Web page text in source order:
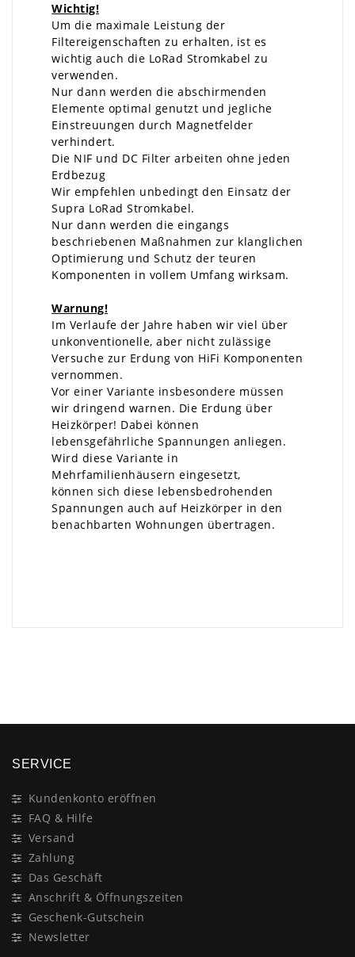
Wichtig!
Um die maximale Leistung der
Filtereigenschaften zu erhalten, ist es
wichtig auch die LoRad Stromkabel zu
verwenden.
Nur dann werden die abschirmenden
Elemente optimal genutzt und jegliche
Einstreuungen durch Magnetfelder
verhindert.
Die NIF und DC Filter arbeiten ohne jeden
Erdbezug
Wir empfehlen unbedingt den Einsatz der
Supra LoRad Stromkabel.
Nur dann werden die eingangs
beschriebenen Maßnahmen zur klanglichen
Optimierung und Schutz der teuren
Komponenten in vollem Umfang wirksam.
Warnung!
Im Verlaufe der Jahre haben wir viel über
unkonventionelle, aber nicht zulässige
Versuche zur Erdung von HiFi Komponenten
vernommen.
Vor einer Variante insbesondere müssen
wir dringend warnen. Die Erdung über
Heizkörper! Dabei können
lebensgefährliche Spannungen anliegen.
Wird diese Variante in
Mehrfamilienhäusern eingesetzt,
können sich diese lebensbedrohenden
Spannungen auch auf Heizkörper in den
benachbarten Wohnungen übertragen.
SERVICE
Kundenkonto eröffnen
FAQ & Hilfe
Versand
Zahlung
Das Geschäft
Anschrift & Öffnungszeiten
Geschenk-Gutschein
Newsletter